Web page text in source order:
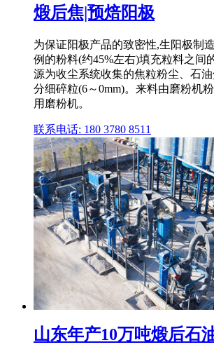
煅后焦|预焙阳极
为保证阳极产品的致密性,生阳极制
例的粉料(约45%左右)填充粒料之间
源为收尘系统收集的焦粒粉尘、石
分细碎粒(6～0mm)。来料由磨粉机
用磨粉机。
联系电话: 180 3780 8511
山东年产10万吨煅后石